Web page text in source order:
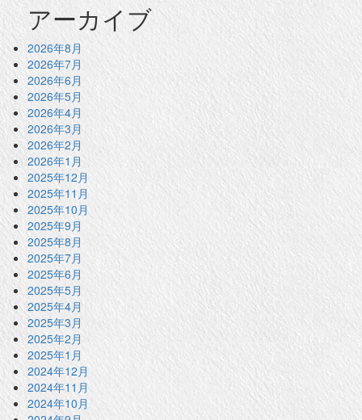
アーカイブ
2026年8月
2026年7月
2026年6月
2026年5月
2026年4月
2026年3月
2026年2月
2026年1月
2025年12月
2025年11月
2025年10月
2025年9月
2025年8月
2025年7月
2025年6月
2025年5月
2025年4月
2025年3月
2025年2月
2025年1月
2024年12月
2024年11月
2024年10月